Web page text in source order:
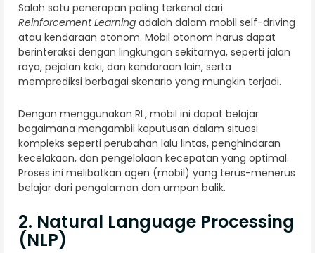
Salah satu penerapan paling terkenal dari
Reinforcement Learning adalah dalam mobil self-driving
atau kendaraan otonom. Mobil otonom harus dapat
berinteraksi dengan lingkungan sekitarnya, seperti jalan
raya, pejalan kaki, dan kendaraan lain, serta
memprediksi berbagai skenario yang mungkin terjadi.
Dengan menggunakan RL, mobil ini dapat belajar
bagaimana mengambil keputusan dalam situasi
kompleks seperti perubahan lalu lintas, penghindaran
kecelakaan, dan pengelolaan kecepatan yang optimal.
Proses ini melibatkan agen (mobil) yang terus-menerus
belajar dari pengalaman dan umpan balik.
2. Natural Language Processing
(NLP)